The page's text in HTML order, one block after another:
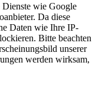
Dienste wie Google
Da diese
Daten wie Ihre IP-
Bitte beachten
unserer
werden wirksam,